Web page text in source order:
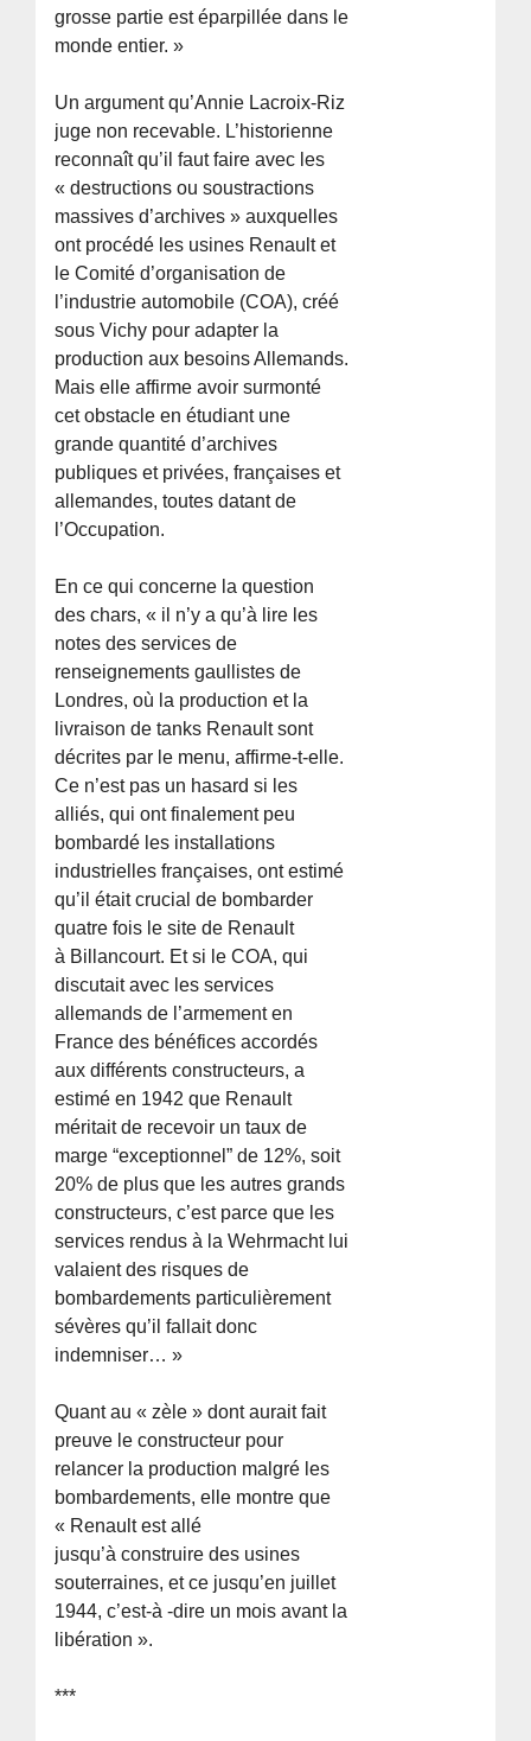
grosse partie est éparpillée dans le
monde entier. »
Un argument qu’Annie Lacroix-Riz
juge non recevable. L’historienne
reconnaît qu’il faut faire avec les
« destructions ou soustractions
massives d’archives » auxquelles
ont procédé les usines Renault et
le Comité d’organisation de
l’industrie automobile (COA), créé
sous Vichy pour adapter la
production aux besoins Allemands.
Mais elle affirme avoir surmonté
cet obstacle en étudiant une
grande quantité d’archives
publiques et privées, françaises et
allemandes, toutes datant de
l’Occupation.
En ce qui concerne la question
des chars, « il n’y a qu’à lire les
notes des services de
renseignements gaullistes de
Londres, où la production et la
livraison de tanks Renault sont
décrites par le menu, affirme-t-elle.
Ce n’est pas un hasard si les
alliés, qui ont finalement peu
bombardé les installations
industrielles françaises, ont estimé
qu’il était crucial de bombarder
quatre fois le site de Renault
à Billancourt. Et si le COA, qui
discutait avec les services
allemands de l’armement en
France des bénéfices accordés
aux différents constructeurs, a
estimé en 1942 que Renault
méritait de recevoir un taux de
marge “exceptionnel” de 12%, soit
20% de plus que les autres grands
constructeurs, c’est parce que les
services rendus à la Wehrmacht lui
valaient des risques de
bombardements particulièrement
sévères qu’il fallait donc
indemniser… »
Quant au « zèle » dont aurait fait
preuve le constructeur pour
relancer la production malgré les
bombardements, elle montre que
« Renault est allé
jusqu’à construire des usines
souterraines, et ce jusqu’en juillet
1944, c’est-à -dire un mois avant la
libération ».
***